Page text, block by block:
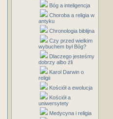
Bóg a inteligencja
Choroba a religia w
antyku
Chronologia biblijna
Czy przed wielkim
wybuchem był Bóg?
Dlaczego jesteśmy
dobrzy albo źli
Karol Darwin o
religii
Kościół a ewolucja
Kościół a
uniwersytety
Medycyna i religia